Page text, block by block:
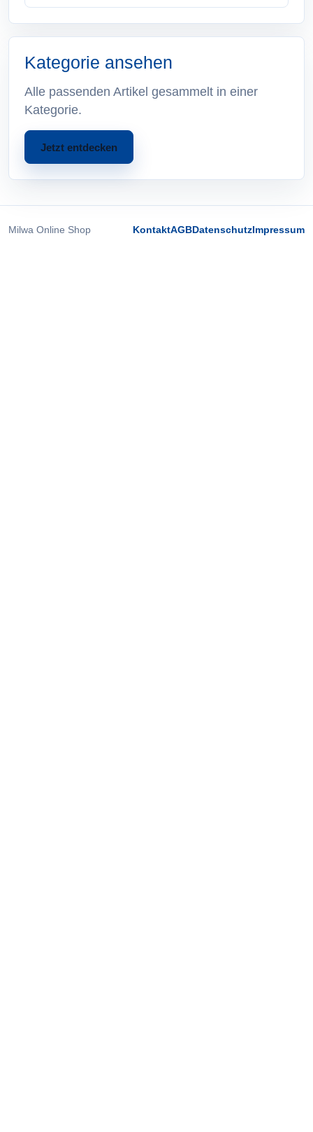
Kategorie ansehen
Alle passenden Artikel gesammelt in einer
Kategorie.
Jetzt entdecken
Milwa Online Shop KontaktAGBDatenschutzImpressum